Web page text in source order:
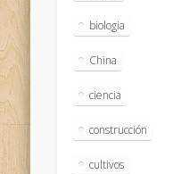
biologia
China
ciencia
construcción
cultivos